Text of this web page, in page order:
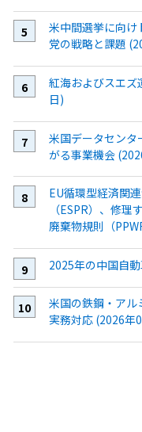
米中間選挙に向け
党の戦略と課題
紅海およびスエズ
日)
米国データセンタ
がる事業機会
EU循環型経済関
（ESPR）、修
廃棄物規則（
2025年の中国自
米国の鉄鋼・アル
実務対応 (2026年